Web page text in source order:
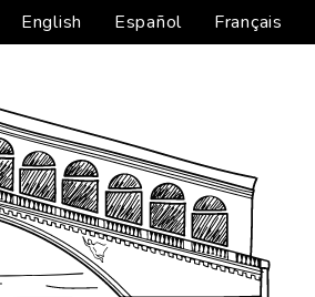
English Español Français